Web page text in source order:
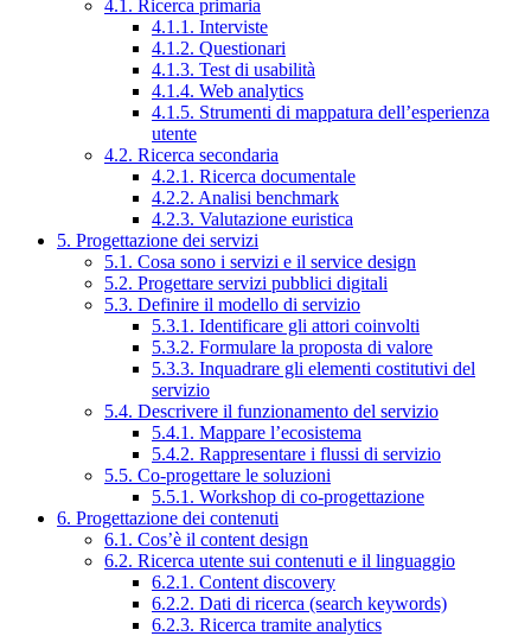
4.1. Ricerca primaria
4.1.1. Interviste
4.1.2. Questionari
4.1.3. Test di usabilità
4.1.4. Web analytics
4.1.5. Strumenti di mappatura dell’esperienza
utente
4.2. Ricerca secondaria
4.2.1. Ricerca documentale
4.2.2. Analisi benchmark
4.2.3. Valutazione euristica
5. Progettazione dei servizi
5.1. Cosa sono i servizi e il service design
5.2. Progettare servizi pubblici digitali
5.3. Definire il modello di servizio
5.3.1. Identificare gli attori coinvolti
5.3.2. Formulare la proposta di valore
5.3.3. Inquadrare gli elementi costitutivi del
servizio
5.4. Descrivere il funzionamento del servizio
5.4.1. Mappare l’ecosistema
5.4.2. Rappresentare i flussi di servizio
5.5. Co-progettare le soluzioni
5.5.1. Workshop di co-progettazione
6. Progettazione dei contenuti
6.1. Cos’è il content design
6.2. Ricerca utente sui contenuti e il linguaggio
6.2.1. Content discovery
6.2.2. Dati di ricerca (search keywords)
6.2.3. Ricerca tramite analytics